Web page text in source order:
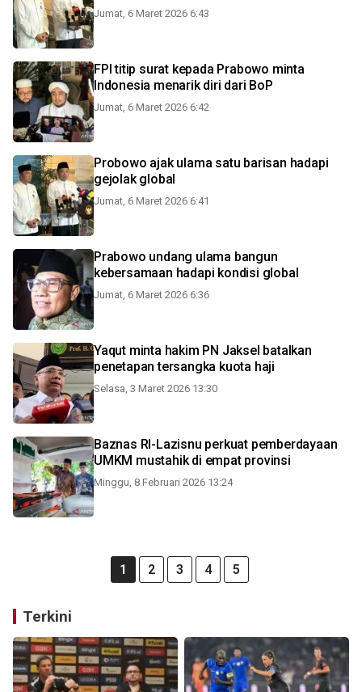
Jumat, 6 Maret 2026 6:43
FPI titip surat kepada Prabowo minta
Indonesia menarik diri dari BoP
Jumat, 6 Maret 2026 6:42
Probowo ajak ulama satu barisan hadapi
gejolak global
Jumat, 6 Maret 2026 6:41
Prabowo undang ulama bangun
kebersamaan hadapi kondisi global
Jumat, 6 Maret 2026 6:36
Yaqut minta hakim PN Jaksel batalkan
penetapan tersangka kuota haji
Selasa, 3 Maret 2026 13:30
Baznas RI-Lazisnu perkuat pemberdayaan
UMKM mustahik di empat provinsi
Minggu, 8 Februari 2026 13:24
1 2 3 4 5
Terkini